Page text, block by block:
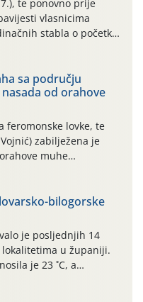
te ponovno prije
vlasnicima
stabla o početku
suzbijanja
Već dvanaest dana
koji naročito
jer najviše
sa području
od orahove
feromonske lovke, te
Vojnić) zabilježena je
muhe
može se objasniti
s vrlo malim
brojem prezimjelih
ljepljivim Rebell
bilogorske
je posljednjih 14
u županiji.
je 23 ˚C, a
do 35 ˚C.
(Plasmoparas